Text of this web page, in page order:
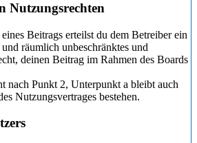
Nutzungsrechten
Beitrags erteilst du dem Betreiber ein
räumlich unbeschränktes und
deinen Beitrag im Rahmen des Boards
nach Punkt 2, Unterpunkt a bleibt auch
Nutzungsvertrages bestehen.